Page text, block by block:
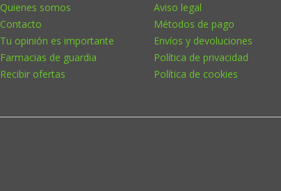
Quienes somos
Contacto
Tu opinión es importante
Farmacias de guardia
Recibir ofertas
Aviso legal
Métodos de pago
Envíos y devoluciones
Política de privacidad
Política de cookies